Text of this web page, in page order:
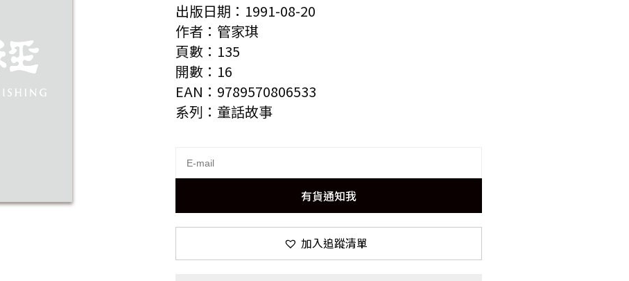
出版日期：1991-08-20
作者：管家琪
頁數：135
開數：16
EAN：9789570806533
系列：童話故事
有貨通知我
加入追蹤清單